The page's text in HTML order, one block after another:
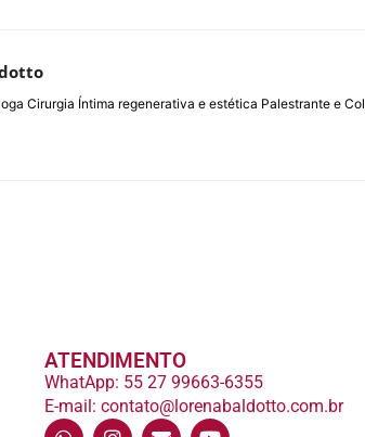
Cirurgia Íntima regenerativa e estética Palestrante e
ATENDIMENTO
WhatApp: 55 27 99663-6355
E-mail: contato@lorenabaldotto.com.br